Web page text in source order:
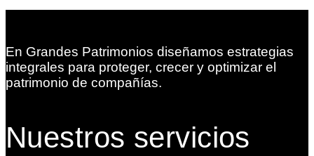
En Grandes Patrimonios diseñamos estrategias
integrales para proteger, crecer y optimizar el
patrimonio de compañías.
Nuestros servicios